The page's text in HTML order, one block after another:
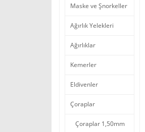
Maske ve Şnorkeller
Ağırlık Yelekleri
Ağırlıklar
Kemerler
Eldivenler
Çoraplar
Çoraplar 1,50mm